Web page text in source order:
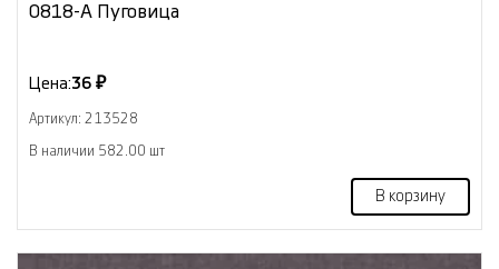
0818-А Пуговица
Цена:36 ₽
Артикул: 213528
В наличии 582.00 шт
В корзину